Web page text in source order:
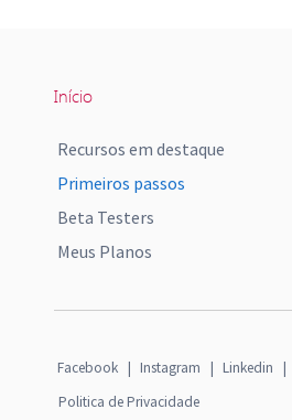
Início
Recursos em destaque
Primeiros passos
Beta Testers
Meus Planos
Facebook | Instagram | Linkedin |
Politica de Privacidade